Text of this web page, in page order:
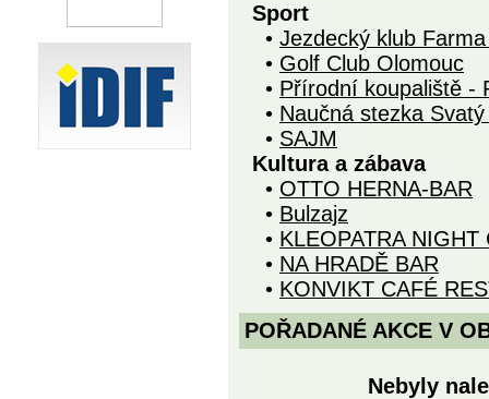
Sport
• Jezdecký klub
• Golf Club Olomouc
• Přírodní koupaliště -
• Naučná stezka
• SAJM
Kultura a zábava
• OTTO HERNA-BAR
• Bulzajz
• KLEOPATRA NIGHT
• NA HRADĚ BAR
• KONVIKT CAFÉ
POŘADANÉ AKCE V
Nebyly